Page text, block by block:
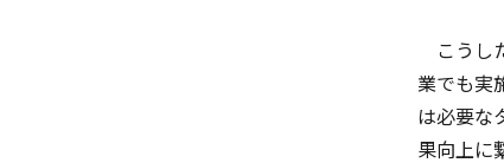
こうし
業でも実
は必要な
果向上に